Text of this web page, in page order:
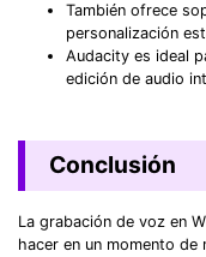
También ofrece
personalización
Audacity es ideal
edición de audio
Conclusión
La grabación de voz en
hacer en un momento de